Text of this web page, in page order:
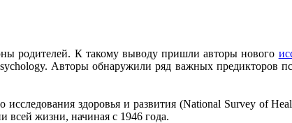
родителей. К такому выводу пришли авторы нового
Авторы обнаружили ряд важных предикторов
здоровья и развития (National Survey of
всей жизни, начиная с 1946 года.